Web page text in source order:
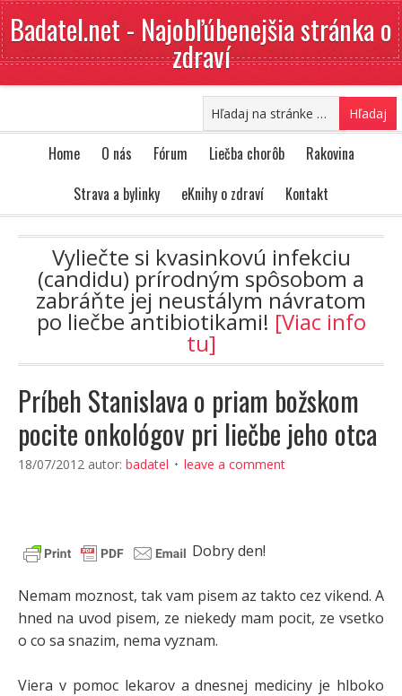
Badatel.net - Najobľúbenejšia stránka o
zdraví
Home O nás Fórum Liečba chorôb
Rakovina
Strava a bylinky
eKnihy o zdraví Kontakt
Vyliečte si kvasinkovú infekciu
(candidu) prírodným spôsobom a
zabráňte jej neustálym návratom
po liečbe antibiotikami! [Viac info
tu]
Príbeh Stanislava o priam božskom
pocite onkológov pri liečbe jeho otca
18/07/2012 autor: badatel leave a comment
Dobry den!
Nemam moznost, tak vam pisem az takto cez vikend. A
hned na uvod pisem, ze niekedy mam pocit, ze vsetko
o co sa snazim, nema vyznam.
Viera v pomoc lekarov a dnesnej mediciny je hlboko